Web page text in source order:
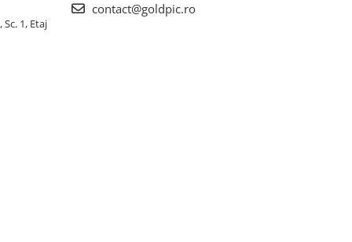
1, Etaj
contact@goldpic.ro